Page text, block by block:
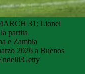
31: Lionel
partita
e Zambia
2026 a Buenos
Getty